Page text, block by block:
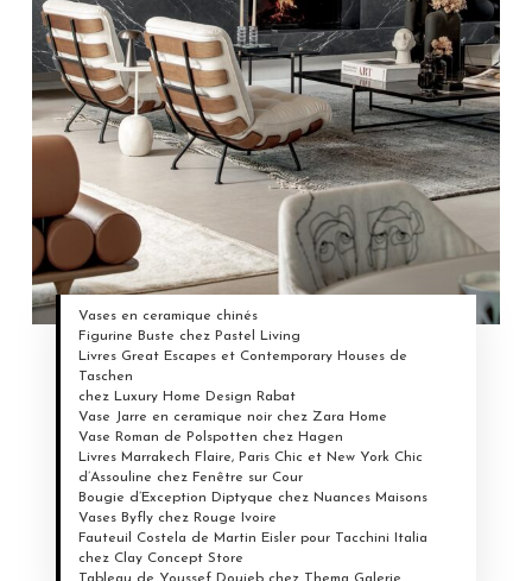
Vases en ceramique chinés
Figurine Buste chez Pastel Living
Livres Great Escapes et Contemporary Houses de
Taschen
chez Luxury Home Design Rabat
Vase Jarre en ceramique noir chez Zara Home
Vase Roman de Polspotten chez Hagen
Livres Marrakech Flaire, Paris Chic et New York Chic
d’Assouline chez Fenêtre sur Cour
Bougie d’Exception Diptyque chez Nuances Maisons
Vases Byfly chez Rouge Ivoire
Fauteuil Costela de Martin Eisler pour Tacchini Italia
chez Clay Concept Store